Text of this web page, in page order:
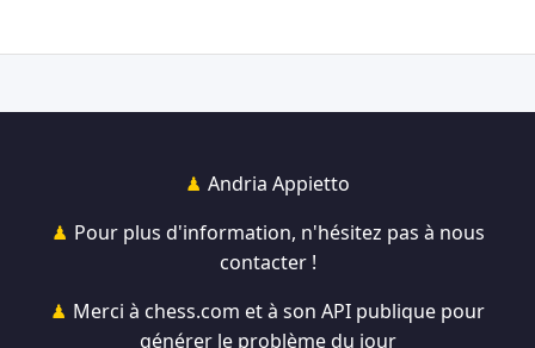
Andria Appietto
Pour plus d'information, n'hésitez pas à nous
contacter !
Merci à chess.com et à son API publique pour
générer le problème du jour